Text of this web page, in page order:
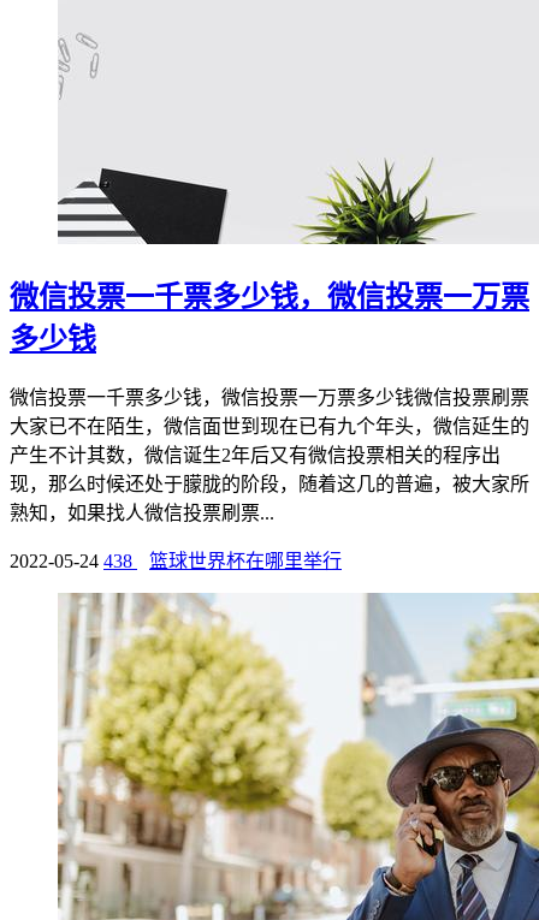
微信投票一千票多少钱，微信投票一万票
多少钱
微信投票一千票多少钱，微信投票一万票多少钱微信投票刷票
大家已不在陌生，微信面世到现在已有九个年头，微信延生的
产生不计其数，微信诞生2年后又有微信投票相关的程序出
现，那么时候还处于朦胧的阶段，随着这几的普遍，被大家所
熟知，如果找人微信投票刷票...
2022-05-24 438 篮球世界杯在哪里举行